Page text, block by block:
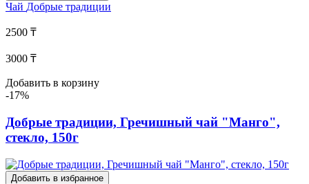
Чай Добрые традиции
2500 ₸
3000 ₸
Добавить в корзину
-17%
Добрые традиции, Гречишный чай "Манго",
стекло, 150г
Добавить в избранное